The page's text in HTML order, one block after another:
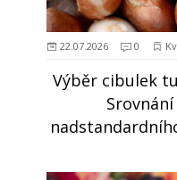
22.07.2026 0
Výběr cibulek